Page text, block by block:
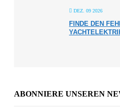
DEZ. 09 2026
FINDE DEN
ABONNIERE UNSEREN